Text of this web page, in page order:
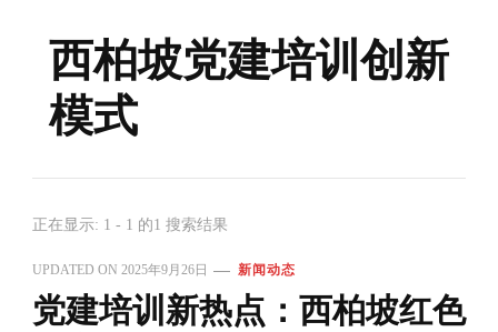
西柏坡党建培训创新
模式
正在显示: 1 - 1 的1 搜索结果
UPDATED ON 2025年9月26日 新闻动态
党建培训新热点：西柏坡红色